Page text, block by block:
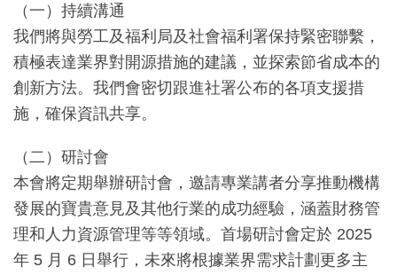
（一）持續溝通
我們將與勞工及福利局及社會福利署保持緊密聯繫，
積極表達業界對開源措施的建議，並探索節省成本的
創新方法。我們會密切跟進社署公布的各項支援措
施，確保資訊共享。
（二）研討會
本會將定期舉辦研討會，邀請專業講者分享推動機構
發展的寶貴意見及其他行業的成功經驗，涵蓋財務管
理和人力資源管理等等領域。首場研討會定於 2025
年 5 月 6 日舉行，未來將根據業界需求計劃更多主